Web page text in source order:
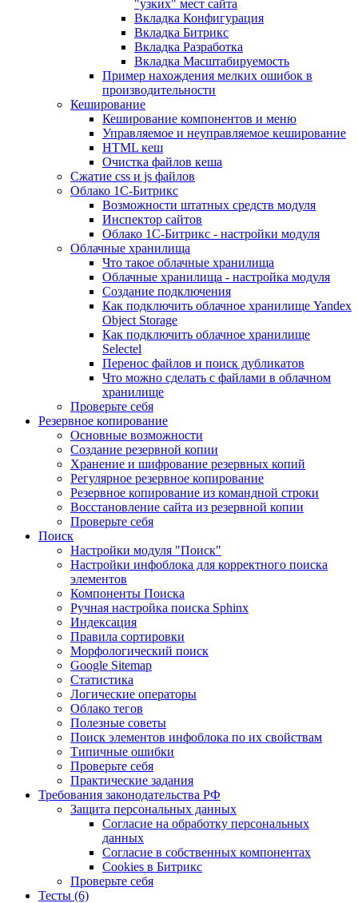
"узких" мест сайта
Вкладка Конфигурация
Вкладка Битрикс
Вкладка Разработка
Вкладка Масштабируемость
Пример нахождения мелких ошибок в
производительности
Кеширование
Кеширование компонентов и меню
Управляемое и неуправляемое кеширование
HTML кеш
Очистка файлов кеша
Сжатие css и js файлов
Облако 1С-Битрикс
Возможности штатных средств модуля
Инспектор сайтов
Облако 1С-Битрикс - настройки модуля
Облачные хранилища
Что такое облачные хранилища
Облачные хранилища - настройка модуля
Создание подключения
Как подключить облачное хранилище Yandex
Object Storage
Как подключить облачное хранилище
Selectel
Перенос файлов и поиск дубликатов
Что можно сделать с файлами в облачном
хранилище
Проверьте себя
Резервное копирование
Основные возможности
Создание резервной копии
Хранение и шифрование резервных копий
Регулярное резервное копирование
Резервное копирование из командной строки
Восстановление сайта из резервной копии
Проверьте себя
Поиск
Настройки модуля "Поиск"
Настройки инфоблока для корректного поиска
элементов
Компоненты Поиска
Ручная настройка поиска Sphinx
Индексация
Правила сортировки
Морфологический поиск
Google Sitemap
Статистика
Логические операторы
Облако тегов
Полезные советы
Поиск элементов инфоблока по их свойствам
Типичные ошибки
Проверьте себя
Практические задания
Требования законодательства РФ
Защита персональных данных
Согласие на обработку персональных
данных
Согласие в собственных компонентах
Cookies в Битрикс
Проверьте себя
Тесты (6)